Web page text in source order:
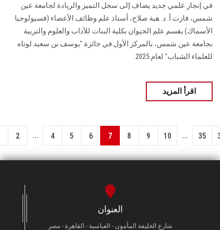
في إنجاز علمي جديد يضاف إلى سجل التميز والريادة لجامعة عين
شمس، فازت أ. د. هبة صلاح، أستاذ علم وظائف الأعضاء (فسيولوجيا
الأسماك) بقسم علم الحيوان بكلية البنات للآداب والعلوم والتربية
بجامعة عين شمس، بالمركز الأول في جائزة "يوسف بن سعيد لوتاه
للعلماء الشباب" لعام 2025.
اقرأ المزيد
2 ... 4 5 6 7 8 9 10 ... 35
العنوان
شارع الخليفة المأمون - العباسية - القاهرة - مصر